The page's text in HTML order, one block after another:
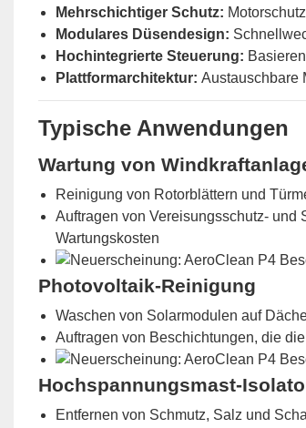
Mehrschichtiger Schutz:
Modulares Düsendesign:
Hochintegrierte Steuerung:
Plattformarchitektur:Austauschbare
Typische Anwendungen
Wartung von
Reinigung von Rotorblättern und
Auftragen von Vereisungsschutz- und
Wartungskosten
Photovoltaik-Reinigung
Waschen von Solarmodulen auf
Auftragen von Beschichtungen, die
Hochspannungsmast-
Entfernen von Schmutz, Salz und